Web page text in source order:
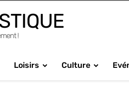
!
Loisirs Culture